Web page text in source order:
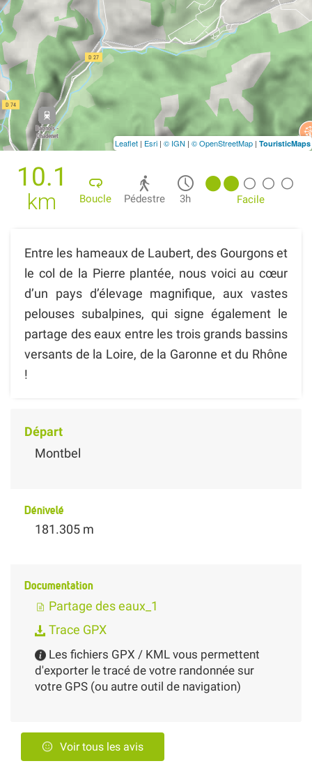
10.1
km Boucle Pédestre 3h Facile
Entre les hameaux de Laubert, des Gourgons et
le col de la Pierre plantée, nous voici au cœur
d’un pays d’élevage magnifique, aux vastes
pelouses subalpines, qui signe également le
partage des eaux entre les trois grands bassins
versants de la Loire, de la Garonne et du Rhône
!
Départ
Montbel
Dénivelé
181.305 m
Documentation
Partage des eaux_1
Trace GPX
Les fichiers GPX / KML vous permettent
d'exporter le tracé de votre randonnée sur
votre GPS (ou autre outil de navigation)
Voir tous les avis
Leaflet | Esri | © IGN | © OpenStreetMap | TouristicMaps